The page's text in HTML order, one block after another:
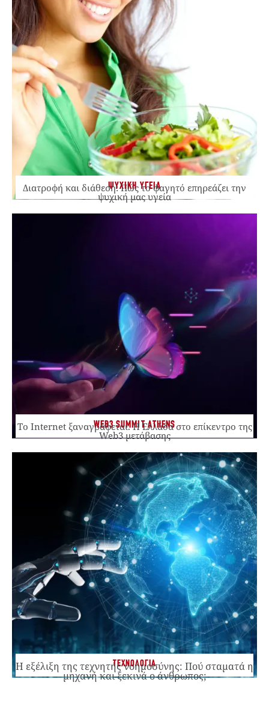
ΨΥΧΙΚΗ ΥΓΕΙΑ
Διατροφή και διάθεση: Πώς το φαγητό επηρεάζει την
ψυχική μας υγεία
WEB3 SUMMIT ATHENS
Το Internet ξαναγράφεται. Η Ελλάδα στο επίκεντρο της
Web3 μετάβασης
ΤΕΧΝΟΛΟΓΙΑ
Η εξέλιξη της τεχνητής νοημοσύνης: Πού σταματά η
μηχανή και ξεκινά ο άνθρωπος;